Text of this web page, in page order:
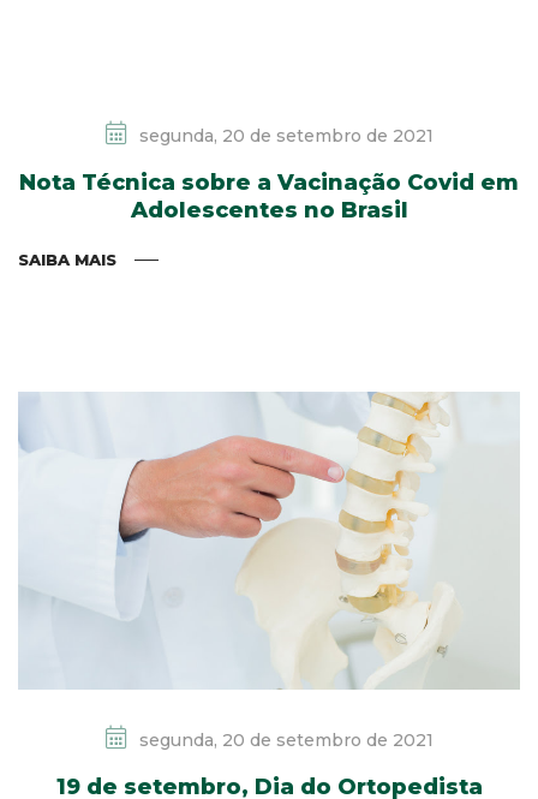
segunda, 20 de setembro de 2021
Nota Técnica sobre a Vacinação Covid em
Adolescentes no Brasil
SAIBA MAIS
segunda, 20 de setembro de 2021
19 de setembro, Dia do Ortopedista